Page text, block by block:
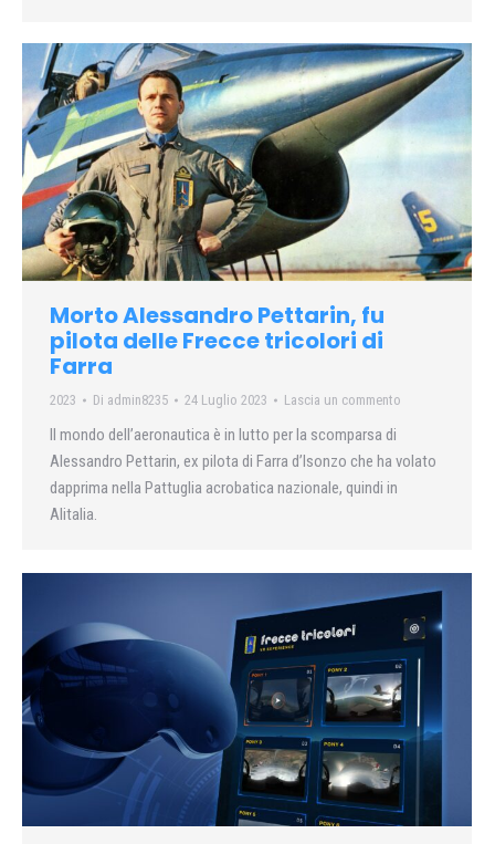
Morto Alessandro Pettarin, fu
pilota delle Frecce tricolori di
Farra
2023 Di admin8235 24 Luglio 2023 Lascia un commento
Il mondo dell’aeronautica è in lutto per la scomparsa di
Alessandro Pettarin, ex pilota di Farra d’Isonzo che ha volato
dapprima nella Pattuglia acrobatica nazionale, quindi in
Alitalia.